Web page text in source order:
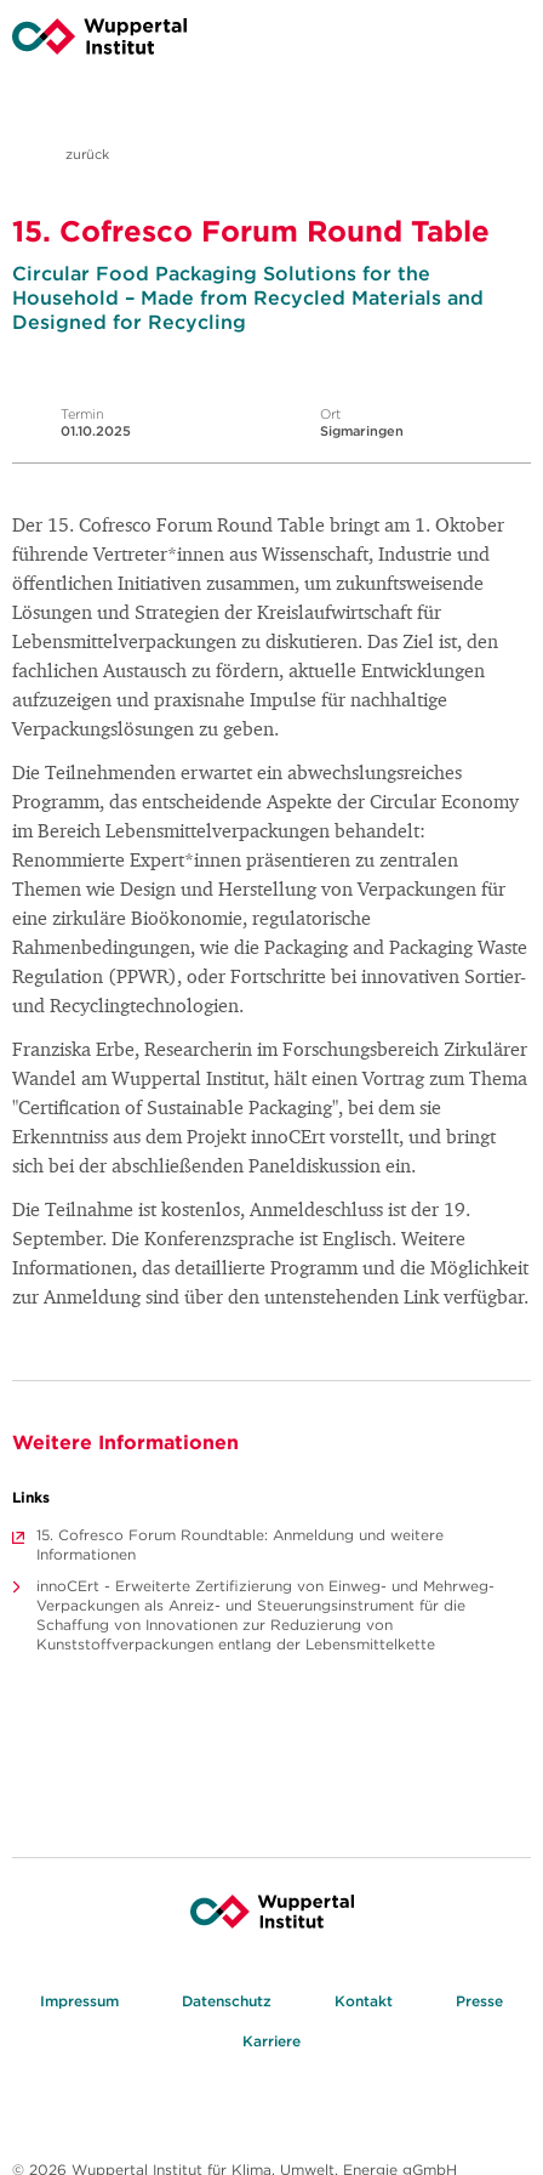
zurück
15. Cofresco Forum Round Table
Circular Food Packaging Solutions for the
Household – Made from Recycled Materials and
Designed for Recycling
Termin
01.10.2025
Ort
Sigmaringen
Der 15. Cofresco Forum Round Table bringt am 1. Oktober
führende Vertreter*innen aus Wissenschaft, Industrie und
öffentlichen Initiativen zusammen, um zukunftsweisende
Lösungen und Strategien der Kreislaufwirtschaft für
Lebensmittelverpackungen zu diskutieren. Das Ziel ist, den
fachlichen Austausch zu fördern, aktuelle Entwicklungen
aufzuzeigen und praxisnahe Impulse für nachhaltige
Verpackungslösungen zu geben.
Die Teilnehmenden erwartet ein abwechslungsreiches
Programm, das entscheidende Aspekte der Circular Economy
im Bereich Lebensmittelverpackungen behandelt:
Renommierte Expert*innen präsentieren zu zentralen
Themen wie Design und Herstellung von Verpackungen für
eine zirkuläre Bioökonomie, regulatorische
Rahmenbedingungen, wie die Packaging and Packaging Waste
Regulation (PPWR), oder Fortschritte bei innovativen Sortier-
und Recyclingtechnologien.
Franziska Erbe, Researcherin im Forschungsbereich Zirkulärer
Wandel am Wuppertal Institut, hält einen Vortrag zum Thema
"Certification of Sustainable Packaging", bei dem sie
Erkenntniss aus dem Projekt innoCErt vorstellt, und bringt
sich bei der abschließenden Paneldiskussion ein.
Die Teilnahme ist kostenlos, Anmeldeschluss ist der 19.
September. Die Konferenzsprache ist Englisch. Weitere
Informationen, das detaillierte Programm und die Möglichkeit
zur Anmeldung sind über den untenstehenden Link verfügbar.
Weitere Informationen
Links
15. Cofresco Forum Roundtable: Anmeldung und weitere
Informationen
innoCErt - Erweiterte Zertifizierung von Einweg- und Mehrweg-
Verpackungen als Anreiz- und Steuerungsinstrument für die
Schaffung von Innovationen zur Reduzierung von
Kunststoffverpackungen entlang der Lebensmittelkette
Impressum Datenschutz Kontakt Presse
Karriere
© 2026 Wuppertal Institut für Klima, Umwelt, Energie gGmbH